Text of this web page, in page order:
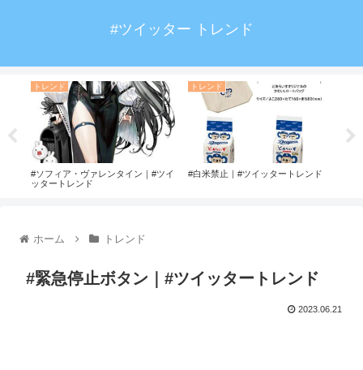
#ツイッター トレンド
トレンド
#ソフィア・ヴァレンタイン｜#ツイ
ッタートレンド
トレンド
#白米禁止｜#ツイッタートレンド
ホーム トレンド
#緊急停止ボタン｜#ツイッタートレンド
2023.06.21